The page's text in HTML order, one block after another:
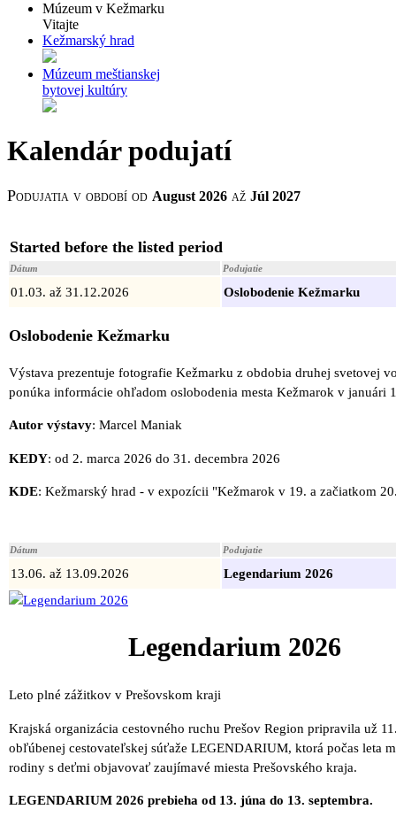
Múzeum v Kežmarku
Vitajte
Kežmarský hrad
Múzeum meštianskej
bytovej kultúry
Kalendár podujatí
Podujatia v období od August 2026 až Júl 2027
Started before the listed period
Dátum Podujatie
01.03. až 31.12.2026 Oslobodenie Kežmarku
Oslobodenie Kežmarku
Výstava prezentuje fotografie Kežmarku z obdobia druhej svetovej
ponúka informácie ohľadom oslobodenia mesta Kežmarok v januári
Autor výstavy: Marcel Maniak
KEDY: od 2. marca 2026 do 31. decembra 2026
KDE: Kežmarský hrad - v expozícii "Kežmarok v 19. a začiatkom
Dátum Podujatie
13.06. až 13.09.2026 Legendarium 2026
Legendarium 2026
Leto plné zážitkov v Prešovskom kraji
Krajská organizácia cestovného ruchu Prešov Region pripravila už
obľúbenej cestovateľskej súťaže LEGENDARIUM, ktorá počas leta
rodiny s deťmi objavovať zaujímavé miesta Prešovského kraja.
LEGENDARIUM 2026 prebieha od 13. júna do 13. septembra.